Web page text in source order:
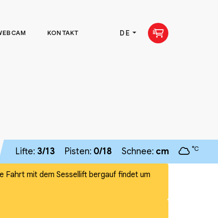
KONTAKT DE
Lifte: 3/13 Pisten: 0/18 Schnee: cm °C
Fahrt mit dem Sessellift bergauf findet um